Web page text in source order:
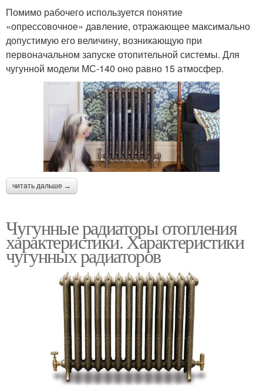
Помимо рабочего используется понятие
«опрессовочное» давление, отражающее максимально
допустимую его величину, возникающую при
первоначальном запуске отопительной системы. Для
чугунной модели МС-140 оно равно 15 атмосфер.
читать дальше →
Чугунные радиаторы отопления
характеристики. Характеристики
чугунных радиаторов